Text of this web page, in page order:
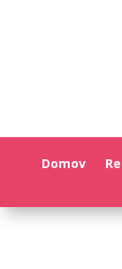
Domov